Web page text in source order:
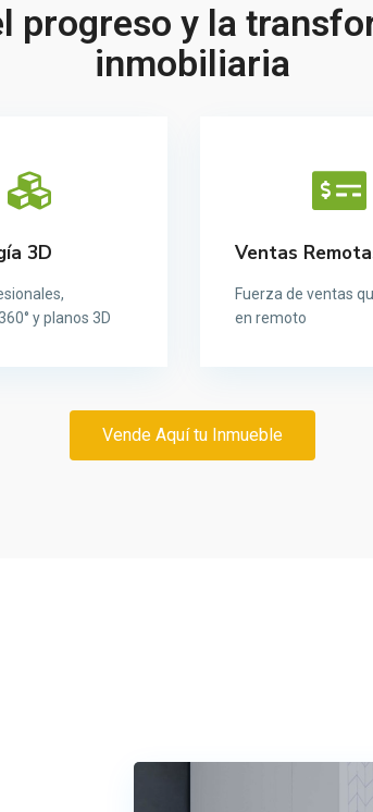
progreso y la
inmobiliaria
3D
y planos 3D
Ventas
Fuerza de ventas
en remoto
Vende Aquí tu Inmueble